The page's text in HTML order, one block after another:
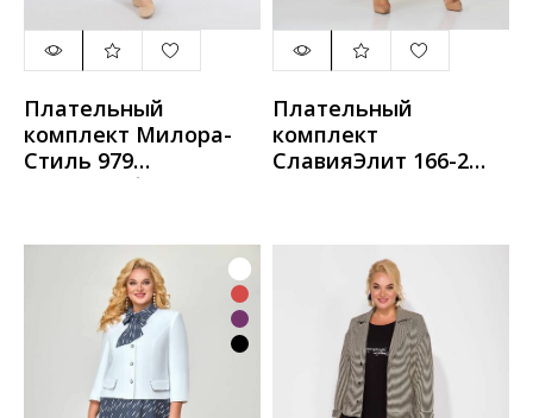
Плательный
комплект Милора-
Стиль 979
розовый_бирюза
Плательный
комплект
СлавияЭлит 166-2